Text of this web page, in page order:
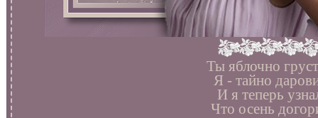
Ты яблочно
Я - тайно
И я теперь
Что осень